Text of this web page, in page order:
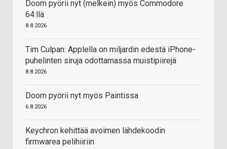
Doom pyörii nyt (melkein) myös Commodore
64:llä
8.8.2026
Tim Culpan: Applella on miljardin edestä iPhone-
puhelinten siruja odottamassa muistipiirejä
8.8.2026
Doom pyörii nyt myös Paintissa
6.8.2026
Keychron kehittää avoimen lähdekoodin
firmwarea pelihiiriin